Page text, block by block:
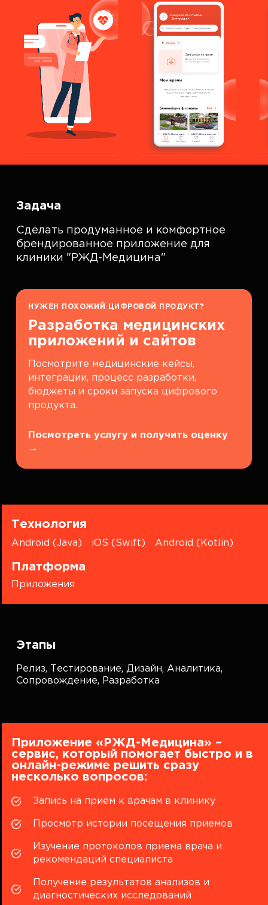
Задача
Сделать продуманное и комфортное
брендированное приложение для
клиники "РЖД-Медицина"
НУЖЕН ПОХОЖИЙ ЦИФРОВОЙ ПРОДУКТ?
Разработка медицинских
приложений и сайтов
Посмотрите медицинские кейсы,
интеграции, процесс разработки,
бюджеты и сроки запуска цифрового
продукта.
Посмотреть услугу и получить оценку
→
Технология
Android (Java) iOS (Swift) Android (Kotlin)
Платформа
Приложения
Этапы
Релиз, Тестирование,Дизайн,Аналитика,
Сопровождение, Разработка
Приложение «РЖД-Медицина» –
сервис, который помогает быстро и в
онлайн-режиме решить сразу
несколько вопросов:
Запись на прием к врачам в клинику
Просмотр истории посещения приемов
Изучение протоколов приема врача и
рекомендаций специалиста
Получение результатов анализов и
диагностических исследований